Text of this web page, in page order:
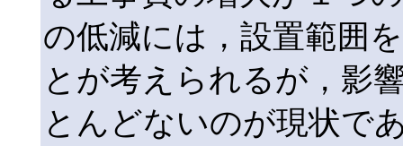
の低減には，設置範囲
とが考えられるが，影
とんどないのが現状で